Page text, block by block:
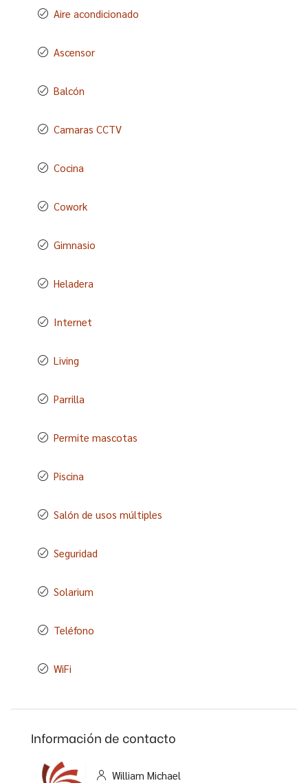
Aire acondicionado
Ascensor
Balcón
Camaras CCTV
Cocina
Cowork
Gimnasio
Heladera
Internet
Living
Parrilla
Permite mascotas
Piscina
Salón de usos múltiples
Seguridad
Solarium
Teléfono
WiFi
Información de contacto
William Michael